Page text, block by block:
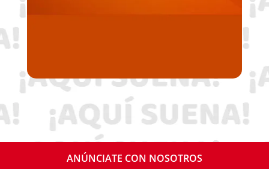
ANÚNCIATE CON NOSOTROS